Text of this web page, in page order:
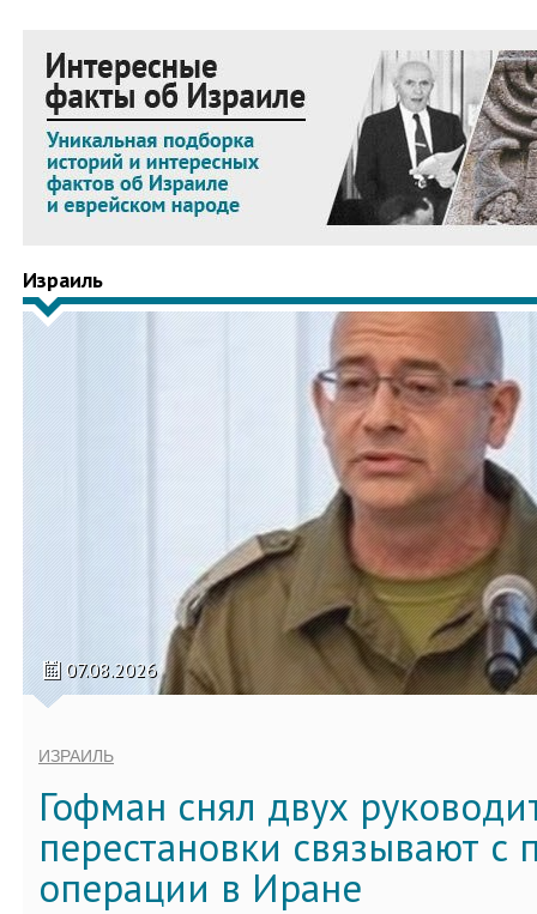
Израиль
07.08.2026
ИЗРАИЛЬ
Гофман снял двух
перестановки связывают с
операции в Иране